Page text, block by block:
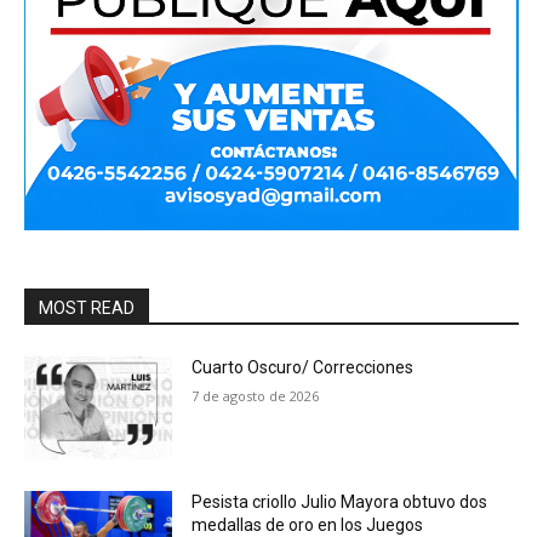
MOST READ
Cuarto Oscuro/ Correcciones
7 de agosto de 2026
Pesista criollo Julio Mayora obtuvo dos
medallas de oro en los Juegos